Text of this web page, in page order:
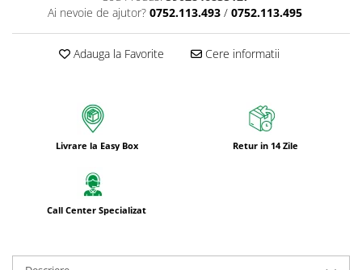
Ai nevoie de ajutor? 0752.113.493 / 0752.113.495
Adauga la Favorite Cere informatii
Livrare la Easy Box Retur in 14 Zile
Call Center Specializat